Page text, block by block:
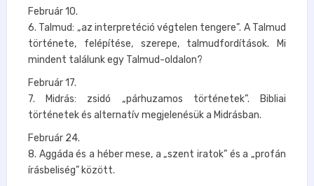
Február 10.
6. Talmud: „az interpretéció végtelen tengere”. A Talmud
története, felépítése, szerepe, talmudfordítások. Mi
mindent találunk egy Talmud-oldalon?
Február 17.
7. Midrás: zsidó „párhuzamos történetek”. Bibliai
történetek és alternatív megjelenésük a Midrásban.
Február 24.
8. Aggáda és a héber mese, a „szent iratok” és a „profán
írásbeliség” között.